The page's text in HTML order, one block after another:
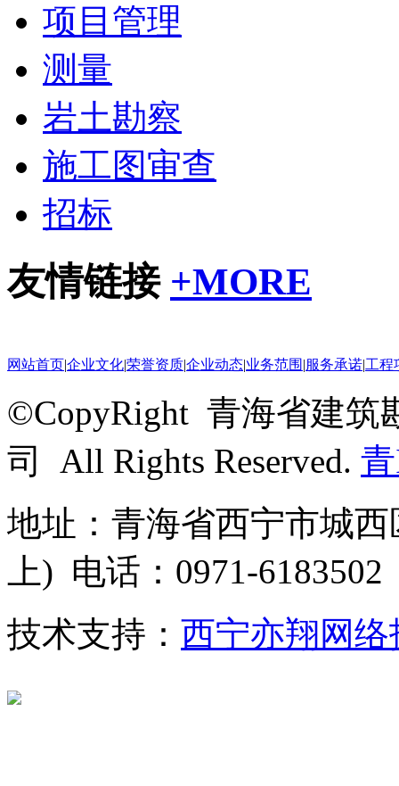
项目管理
测量
岩土勘察
施工图审查
招标
友情链接 +MORE
网站首页|企业文化|荣誉资质|企业动态|业务范围 |服务承诺|工程
©CopyRight 青海省建筑
司 All Rights Reserved.
地址：青海省西宁市城
上) 电话：0971-6183502
技术支持： 西宁亦翔网